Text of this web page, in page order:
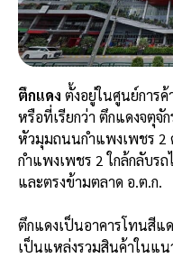
ตึกแดง ตั้งอยู่ในศูนย์การค้
หรือที่เรียกว่า ตึกแดงจตุจั
หัวมุมถนนกำแพงเพชร 2
กำแพงเพชร 2 ใกล้กลับร
และตรงข้ามตลาด อ.ต.ก.
ตึกแดงเป็นอาคารโทนสีแ
เป็นแหล่งรวมสินค้าในแน